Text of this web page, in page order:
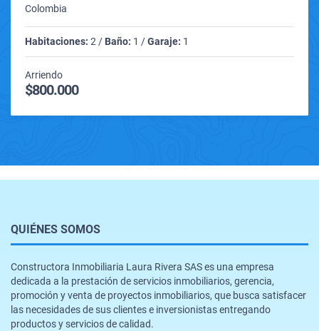
Colombia
Habitaciones: 2 / Baño: 1 /Garaje: 1
Arriendo
$800.000
QUIÉNES SOMOS
Constructora Inmobiliaria Laura Rivera SAS es una empresa
dedicada a la prestación de servicios inmobiliarios, gerencia,
promoción y venta de proyectos inmobiliarios, que busca satisfacer
las necesidades de sus clientes e inversionistas entregando
productos y servicios de calidad.